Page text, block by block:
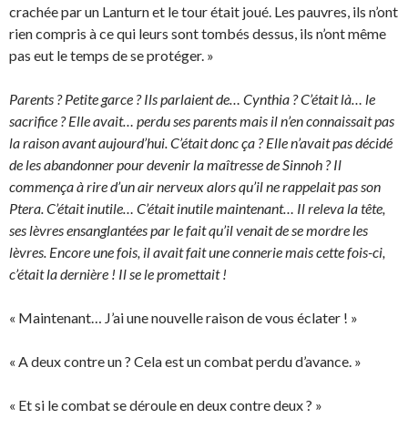
crachée par un Lanturn et le tour était joué. Les pauvres, ils n’ont
rien compris à ce qui leurs sont tombés dessus, ils n’ont même
pas eut le temps de se protéger. »
Parents ? Petite garce ? Ils parlaient de… Cynthia ? C’était là… le
sacrifice ? Elle avait… perdu ses parents mais il n’en connaissait pas
la raison avant aujourd’hui. C’était donc ça ? Elle n’avait pas décidé
de les abandonner pour devenir la maîtresse de Sinnoh ? Il
commença à rire d’un air nerveux alors qu’il ne rappelait pas son
Ptera. C’était inutile… C’était inutile maintenant… Il releva la tête,
ses lèvres ensanglantées par le fait qu’il venait de se mordre les
lèvres. Encore une fois, il avait fait une connerie mais cette fois-ci,
c’était la dernière ! Il se le promettait !
« Maintenant… J’ai une nouvelle raison de vous éclater ! »
« A deux contre un ? Cela est un combat perdu d’avance. »
« Et si le combat se déroule en deux contre deux ? »